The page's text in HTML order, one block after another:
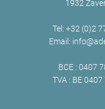
1932
Tel: +32 (0)2
Email:
BCE : 0407
TVA : BE0407